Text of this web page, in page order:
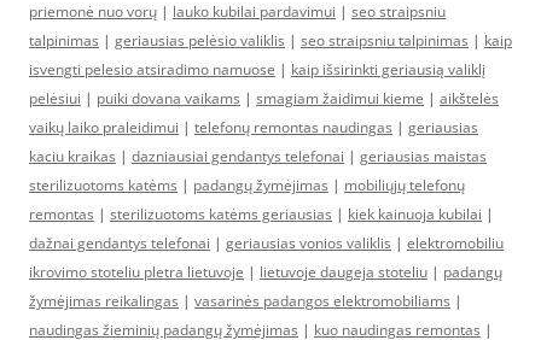
priemonė nuo vorų | lauko kubilai pardavimui | seo straipsniu
talpinimas | geriausias pelėsio valiklis | seo straipsniu talpinimas | kaip
isvengti pelesio atsiradimo namuose | kaip išsirinkti geriausią valiklį
pelėsiui | puiki dovana vaikams | smagiam žaidimui kieme | aikštelės
vaikų laiko praleidimui | telefonų remontas naudingas | geriausias
kaciu kraikas | dazniausiai gendantys telefonai | geriausias maistas
sterilizuotoms katėms | padangų žymėjimas | mobiliųjų telefonų
remontas | sterilizuotoms katėms geriausias | kiek kainuoja kubilai |
dažnai gendantys telefonai | geriausias vonios valiklis | elektromobiliu
ikrovimo stoteliu pletra lietuvoje | lietuvoje daugeja stoteliu | padangų
žymėjimas reikalingas | vasarinės padangos elektromobiliams |
naudingas žieminių padangų žymėjimas | kuo naudingas remontas |